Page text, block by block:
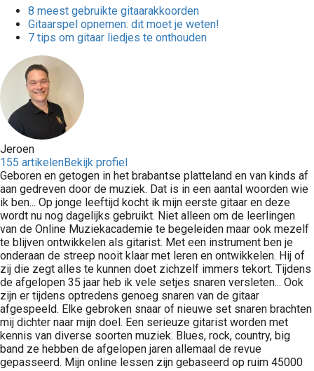
8 meest gebruikte gitaarakkoorden
Gitaarspel opnemen: dit moet je weten!
7 tips om gitaar liedjes te onthouden
Jeroen
155 artikelenBekijk profiel
Geboren en getogen in het brabantse platteland en van kinds af
aan gedreven door de muziek. Dat is in een aantal woorden wie
ik ben... Op jonge leeftijd kocht ik mijn eerste gitaar en deze
wordt nu nog dagelijks gebruikt. Niet alleen om de leerlingen
van de Online Muziekacademie te begeleiden maar ook mezelf
te blijven ontwikkelen als gitarist. Met een instrument ben je
onderaan de streep nooit klaar met leren en ontwikkelen. Hij of
zij die zegt alles te kunnen doet zichzelf immers tekort. Tijdens
de afgelopen 35 jaar heb ik vele setjes snaren versleten... Ook
zijn er tijdens optredens genoeg snaren van de gitaar
afgespeeld. Elke gebroken snaar of nieuwe set snaren brachten
mij dichter naar mijn doel. Een serieuze gitarist worden met
kennis van diverse soorten muziek. Blues, rock, country, big
band ze hebben de afgelopen jaren allemaal de revue
gepasseerd. Mijn online lessen zijn gebaseerd op ruim 45000